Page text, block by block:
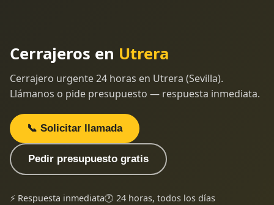
Cerrajeros en Utrera
Cerrajero urgente 24 horas en Utrera (Sevilla).
Llámanos o pide presupuesto — respuesta inmediata.
📞 Solicitar llamada
Pedir presupuesto gratis
⚡ Respuesta inmediata🕐 24 horas, todos los días